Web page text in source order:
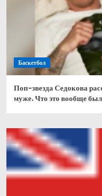
Баскетбол
Поп-звезда Седокова
муже. Что это вообще